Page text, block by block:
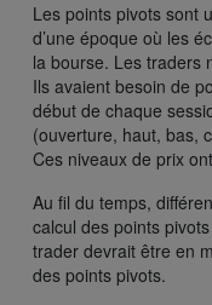
Les points pivots sont
d’une époque où les
la bourse. Les traders
Ils avaient besoin de
début de chaque
(ouverture, haut, bas,
Ces niveaux de prix
Au fil du temps,
calcul des points
trader devrait être en
des points pivots.